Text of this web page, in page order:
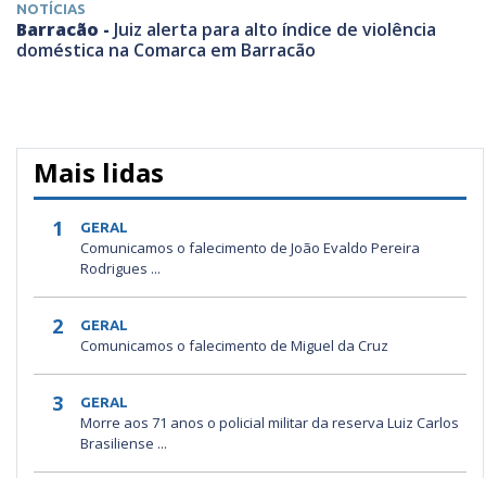
NOTÍCIAS
Barracão - Juiz alerta para alto índice de violência
doméstica na Comarca em Barracão
Mais lidas
1 GERAL
Comunicamos o falecimento de João Evaldo Pereira
Rodrigues ...
2 GERAL
Comunicamos o falecimento de Miguel da Cruz
3 GERAL
Morre aos 71 anos o policial militar da reserva Luiz Carlos
Brasiliense ...